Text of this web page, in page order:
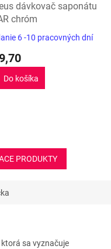
dávkovač saponátu
chróm
6 -10 pracovných dní
Do košíka
PRODUKTY
ktorá sa vyznačuje